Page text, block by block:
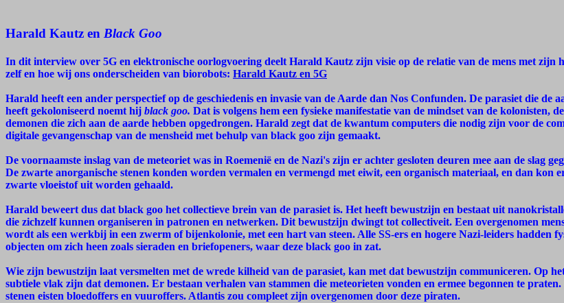
Harald Kautz en Black Goo
In dit interview over 5G en elektronische oorlogvoering deelt Harald Kautz zijn visie op de relatie van de mens met zijn
zelf en hoe wij ons onderscheiden van biorobots: Harald Kautz en 5G
Harald heeft een ander perspectief op de geschiedenis en invasie van de Aarde dan Nos Confunden. De parasiet die de
heeft gekoloniseerd noemt hij black goo. Dat is volgens hem een fysieke manifestatie van de mindset van de kolonisten, de
demonen die zich aan de aarde hebben opgedrongen. Harald zegt dat de kwantum computers die nodig zijn voor de
digitale gevangenschap van de mensheid met behulp van black goo zijn gemaakt.
De voornaamste inslag van de meteoriet was in Roemenië en de Nazi's zijn er achter gesloten deuren mee aan de slag
De zwarte anorganische stenen konden worden vermalen en vermengd met eiwit, een organisch materiaal, en dan kon
zwarte vloeistof uit worden gehaald.
Harald beweert dus dat black goo het collectieve brein van de parasiet is. Het heeft bewustzijn en bestaat uit
die zichzelf kunnen organiseren in patronen en netwerken. Dit bewustzijn dwingt tot collectiveit. Een overgenomen
wordt als een werkbij in een zwerm of bijenkolonie, met een hart van steen. Alle SS-ers en hogere Nazi-leiders hadden
objecten om zich heen zoals sieraden en briefopeners, waar deze black goo in zat.
Wie zijn bewustzijn laat versmelten met de wrede kilheid van de parasiet, kan met dat bewustzijn communiceren. Op
subtiele vlak zijn dat demonen. Er bestaan verhalen van stammen die meteorieten vonden en ermee begonnen te praten.
stenen eisten bloedoffers en vuuroffers. Atlantis zou compleet zijn overgenomen door deze piraten.